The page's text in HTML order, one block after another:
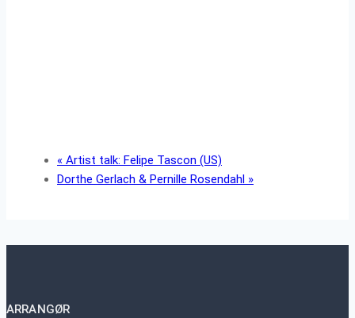
« Artist talk: Felipe Tascon (US)
Dorthe Gerlach & Pernille Rosendahl »
ARRANGØR